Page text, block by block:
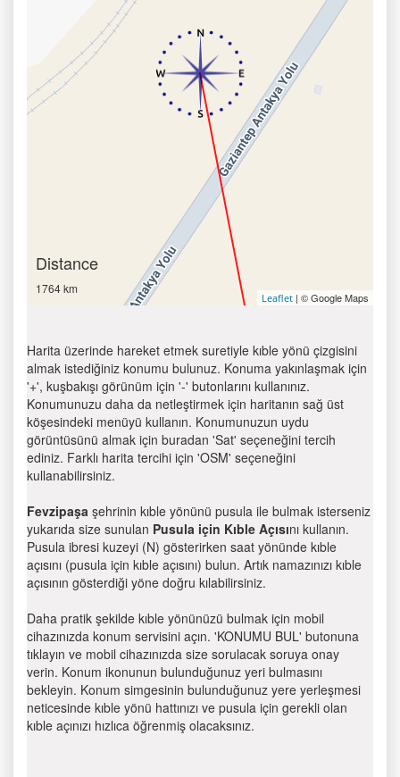
Distance
1764 km
Leaflet | © Google Maps
Harita üzerinde hareket etmek suretiyle kıble yönü çizgisini
almak istediğiniz konumu bulunuz. Konuma yakınlaşmak için
'+', kuşbakışı görünüm için '-' butonlarını kullanınız.
Konumunuzu daha da netleştirmek için haritanın sağ üst
köşesindeki menüyü kullanın. Konumunuzun uydu
görüntüsünü almak için buradan 'Sat' seçeneğini tercih
ediniz. Farklı harita tercihi için 'OSM' seçeneğini
kullanabilirsiniz.
Fevzipaşa şehrinin kıble yönünü pusula ile bulmak isterseniz
yukarıda size sunulan Pusula için Kıble Açısını kullanın.
Pusula ibresi kuzeyi (N) gösterirken saat yönünde kıble
açısını (pusula için kıble açısını) bulun. Artık namazınızı kıble
açısının gösterdiği yöne doğru kılabilirsiniz.
Daha pratik şekilde kıble yönünüzü bulmak için mobil
cihazınızda konum servisini açın. 'KONUMU BUL' butonuna
tıklayın ve mobil cihazınızda size sorulacak soruya onay
verin. Konum ikonunun bulunduğunuz yeri bulmasını
bekleyin. Konum simgesinin bulunduğunuz yere yerleşmesi
neticesinde kıble yönü hattınızı ve pusula için gerekli olan
kıble açınızı hızlıca öğrenmiş olacaksınız.